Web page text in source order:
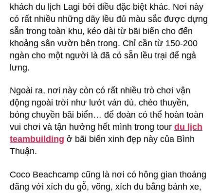
khách du lịch Lagi bởi điều đặc biệt khác. Nơi này
có rất nhiều những dãy lều đủ màu sắc được dựng
sẵn trong toàn khu, kéo dài từ bãi biển cho đến
khoảng sân vườn bên trong. Chỉ cần từ 150-200
ngàn cho một người là đã có sẵn lều trại để ngả
lưng.
Ngoài ra, nơi này còn có rất nhiều trò chơi vận
động ngoài trời như lướt ván dù, chèo thuyền,
bóng chuyền bãi biển… để đoàn có thể hoàn toàn
vui chơi và tận hưởng hết mình trong tour du lịch
teambuilding ở bãi biển xinh đẹp này của Bình
Thuận.
Coco Beachcamp cũng là nơi có hông gian thoáng
đãng với xích đu gỗ, võng, xích đu bằng bánh xe,